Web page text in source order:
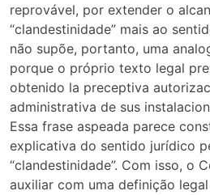
reprovável, por extender o
“clandestinidade” mais ao
não supõe, portanto, uma
porque o próprio texto legal
obtenido la preceptiva
administrativa de sus
Essa frase aspeada parece
explicativa do sentido jurídico
“clandestinidade”. Com isso, o
auxiliar com uma definição